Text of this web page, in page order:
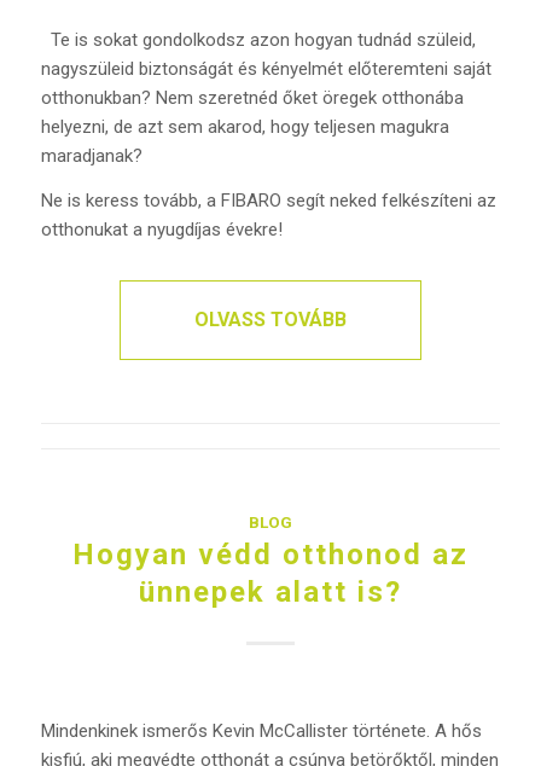
Te is sokat gondolkodsz azon hogyan tudnád szüleid,
nagyszüleid biztonságát és kényelmét előteremteni saját
otthonukban? Nem szeretnéd őket öregek otthonába
helyezni, de azt sem akarod, hogy teljesen magukra
maradjanak?
Ne is keress tovább, a FIBARO segít neked felkészíteni az
otthonukat a nyugdíjas évekre!
OLVASS TOVÁBB
BLOG
Hogyan védd otthonod az
ünnepek alatt is?
Mindenkinek ismerős Kevin McCallister története. A hős
kisfiú, aki megvédte otthonát a csúnya betörőktől, minden